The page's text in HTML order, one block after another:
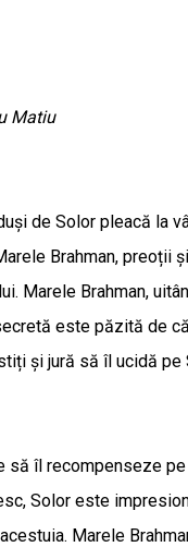
Matiu
de Solor pleacă la
Brahman,
Marele Brahman,
este păzită de
și jură să îl ucidă pe
să îl recompenseze
Solor este
Marele